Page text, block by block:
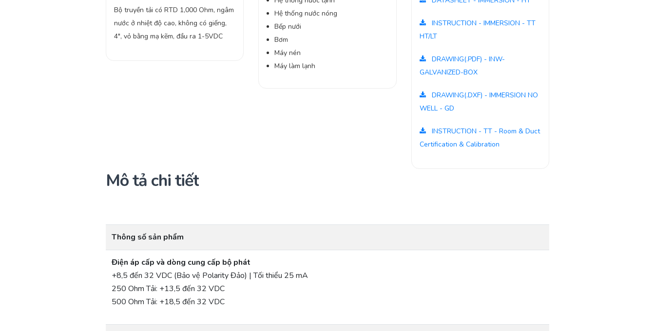
Bộ truyền tải có RTD 1,000 Ohm, ngâm
nước ở nhiệt độ cao, không có giếng,
4″, vỏ bằng mạ kẽm, đầu ra 1-5VDC
Hệ thống nước nóng
Bếp nưới
Bơm
Máy nén
Máy làm lạnh
INSTRUCTION - IMMERSION - TT
HT/LT
DRAWING(.PDF) - INW-
GALVANIZED-BOX
DRAWING(.DXF) - IMMERSION NO
WELL - GD
INSTRUCTION - TT - Room & Duct
Certification & Calibration
Mô tả chi tiết
Thông số sản phẩm
Điện áp cấp và dòng cung cấp bộ phát
+8,5 đến 32 VDC (Bảo vệ Polarity Đảo) | Tối thiểu 25 mA
250 Ohm Tải: +13,5 đến 32 VDC
500 Ohm Tải: +18,5 đến 32 VDC